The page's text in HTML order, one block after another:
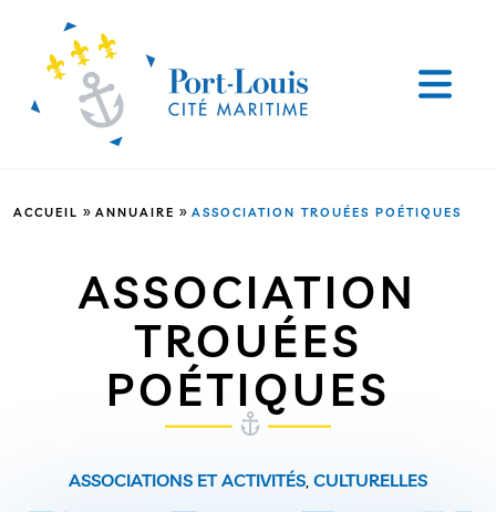
ACCUEIL » ANNUAIRE » ASSOCIATION TROUÉES POÉTIQUES
ASSOCIATION
TROUÉES
POÉTIQUES
ASSOCIATIONS ET ACTIVITÉS, CULTURELLES